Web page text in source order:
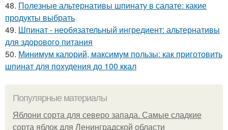
48. Полезные альтернативы шпинату в салате: какие
продукты выбрать
49. Шпинат - необязательный ингредиент: альтернативы
для здорового питания
50. Минимум калорий, максимум пользы: как приготовить
шпинат для похудения до 100 ккал
Популярные материалы
Яблони сорта для северо запада. Самые сладкие
сорта яблок для Ленинградской области